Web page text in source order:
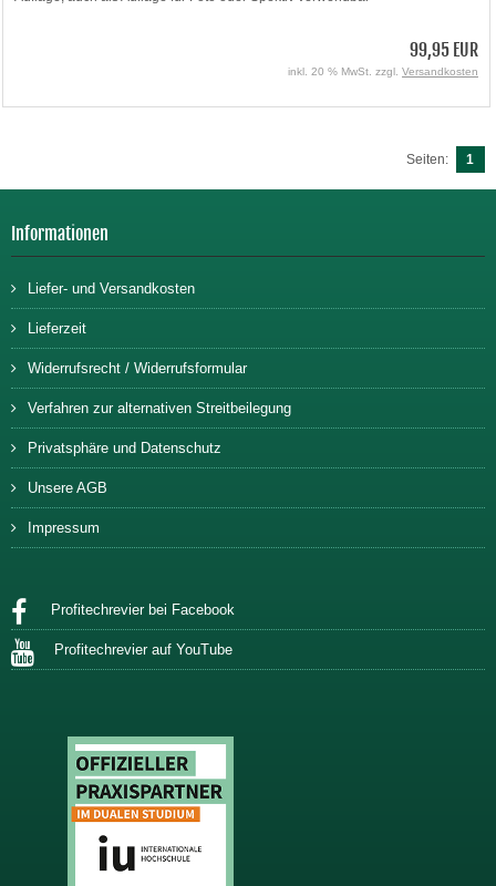
99,95 EUR
inkl. 20 % MwSt. zzgl. Versandkosten
Seiten: 1
Informationen
Liefer- und Versandkosten
Lieferzeit
Widerrufsrecht / Widerrufsformular
Verfahren zur alternativen Streitbeilegung
Privatsphäre und Datenschutz
Unsere AGB
Impressum
Profitechrevier bei Facebook
Profitechrevier auf YouTube